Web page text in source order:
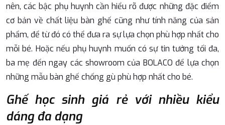
nên, các bậc phụ huynh cần hiểu rõ được những đặc điểm
cơ bản về chất liệu bàn ghế cũng như tính năng của sản
phẩm, để từ đó có thể đưa ra sự lựa chọn phù hợp nhất cho
mỗi bé. Hoặc nếu phụ huynh muốn có sự tin tưởng tối đa,
ba mẹ đến ngay các showroom của BOLACO để lựa chọn
những mẫu bàn ghế chống gù phù hợp nhất cho bé.
Ghế học sinh giá rẻ với nhiều kiểu
dáng đa dạng